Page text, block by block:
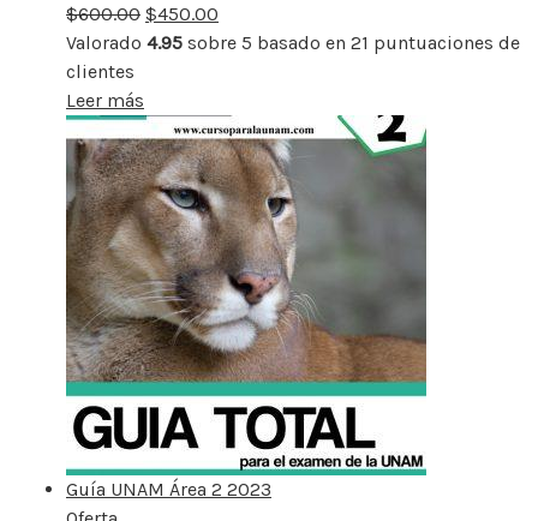
rebajado
$600.00 $450.00
Valorado 4.95 sobre 5 basado en 21 puntuaciones de
clientes
Leer más
Guía UNAM Área 2 2023